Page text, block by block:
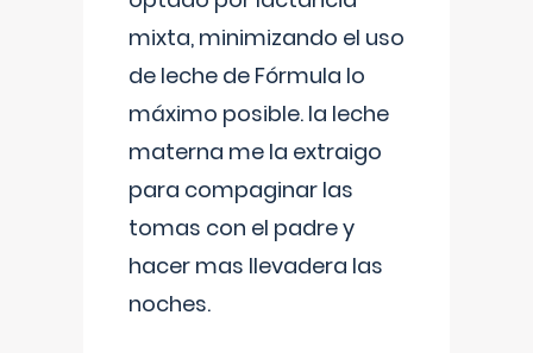
mixta, minimizando el uso
de leche de Fórmula lo
máximo posible. la leche
materna me la extraigo
para compaginar las
tomas con el padre y
hacer mas llevadera las
noches.